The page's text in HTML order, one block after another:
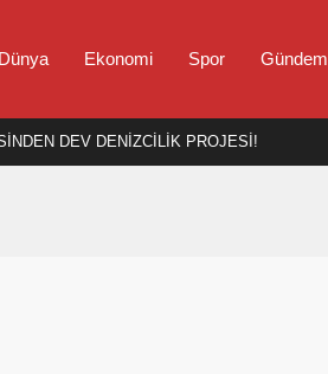
Dünya Ekonomi Spor Gündem
DEV DENİZCİLİK PROJESİ!